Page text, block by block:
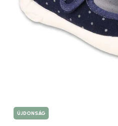
ÚJDONSÁG